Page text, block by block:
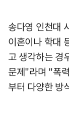
송다영 인천대
이혼이나 학대
고 생각하는 경
문제"라며 "폭
부터 다양한 방